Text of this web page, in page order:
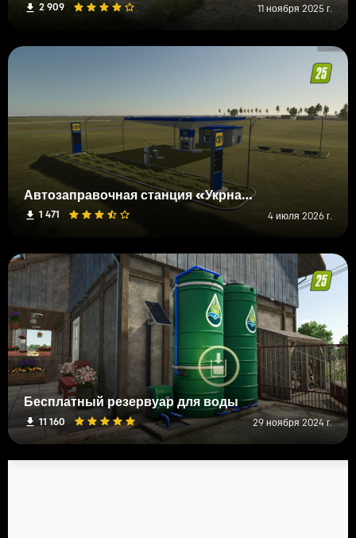
2 909 11 ноября 2025 г.
Автозаправочная станция «Укрнафта»
1 471 4 июля 2026 г.
Бесплатный резервуар для воды
11 160 29 ноября 2024 г.